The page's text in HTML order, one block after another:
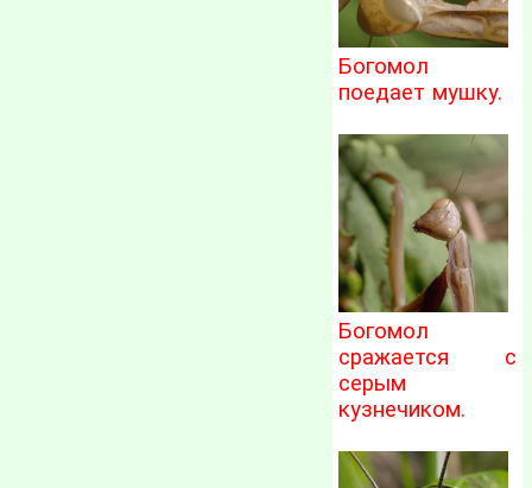
Богомол
поедает мушку.
Богомол
сражается с
серым
кузнечиком.